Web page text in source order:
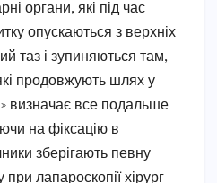
органи, які під час
опускаються з верхніх
таз і зупиняються там,
продовжують шлях у
визначає все подальше
на фіксацію в
зберігають певну
лапароскопії хірург